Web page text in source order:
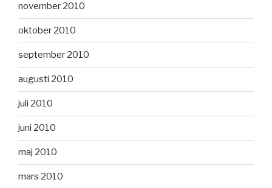
november 2010
oktober 2010
september 2010
augusti 2010
juli 2010
juni 2010
maj 2010
mars 2010